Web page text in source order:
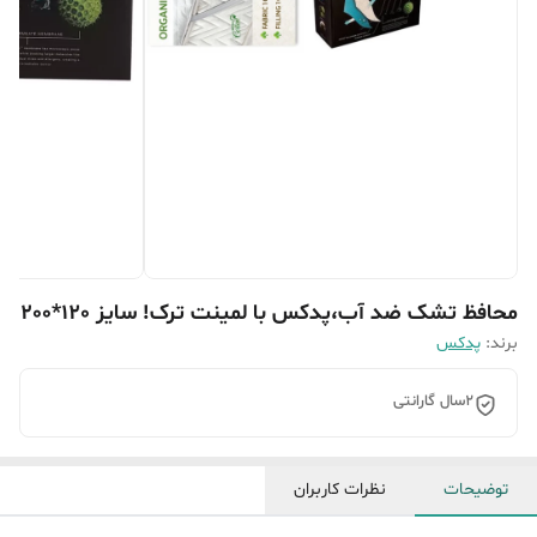
محافظ تشک ضد آب،پدکس با لمینت ترک! سایز 120*200
برند: پدکس
2سال گارانتی
توضیحات نظرات کاربران